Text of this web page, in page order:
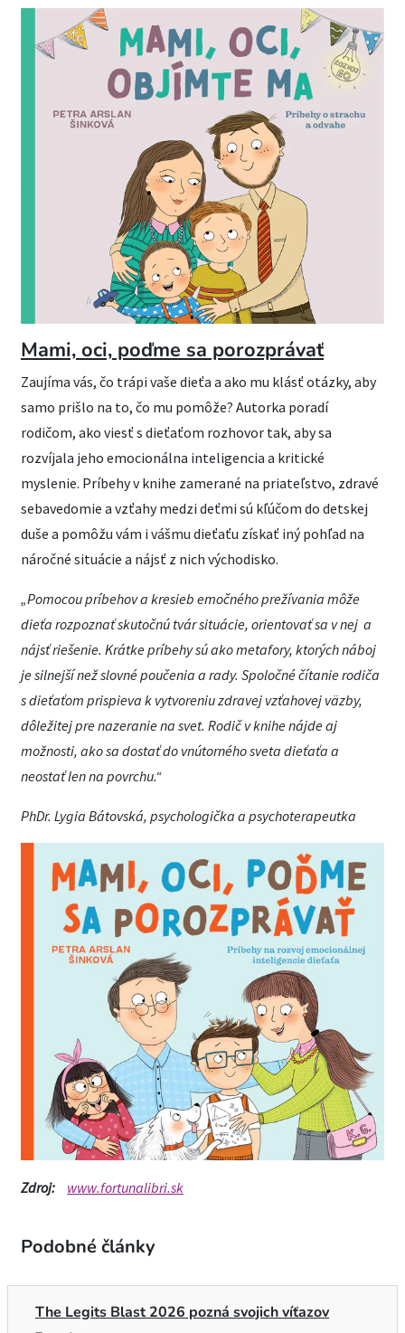
Mami, oci, poďme sa porozprávať
Zaujíma vás, čo trápi vaše dieťa a ako mu klásť otázky, aby
samo prišlo na to, čo mu pomôže? Autorka poradí
rodičom, ako viesť s dieťaťom rozhovor tak, aby sa
rozvíjala jeho emocionálna inteligencia a kritické
myslenie. Príbehy v knihe zamerané na priateľstvo, zdravé
sebavedomie a vzťahy medzi deťmi sú kľúčom do detskej
duše a pomôžu vám i vášmu dieťaťu získať iný pohľad na
náročné situácie a nájsť z nich východisko.
„Pomocou príbehov a kresieb emočného prežívania môže
dieťa rozpoznať skutočnú tvár situácie, orientovať sa v nej a
nájsť riešenie. Krátke príbehy sú ako metafory, ktorých náboj
je silnejší než slovné poučenia a rady. Spoločné čítanie rodiča
s dieťaťom prispieva k vytvoreniu zdravej vzťahovej väzby,
dôležitej pre nazeranie na svet. Rodič v knihe nájde aj
možnosti, ako sa dostať do vnútorného sveta dieťaťa a
neostať len na povrchu.“
PhDr. Lygia Bátovská, psychologička a psychoterapeutka
Zdroj: www.fortunalibri.sk
Podobné články
The Legits Blast 2026 pozná svojich víťazov